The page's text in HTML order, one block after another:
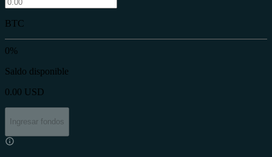
BTC
0%
Saldo disponible
0.00 USD
Ingresar fondos